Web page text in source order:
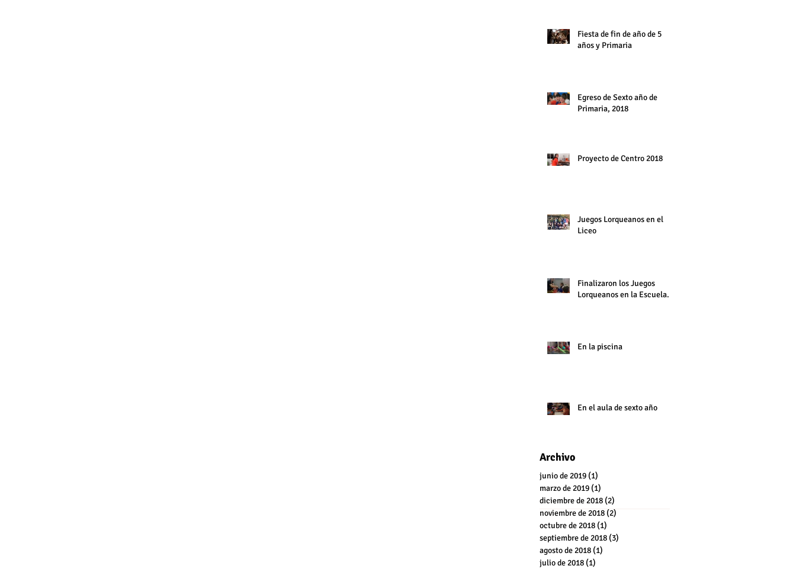
Fiesta de fin de año de 5
años y Primaria
Egreso de Sexto año de
Primaria, 2018
Proyecto de Centro 2018
Juegos Lorqueanos en el
Liceo
Finalizaron los Juegos
Lorqueanos en la Escuela.
En la piscina
En el aula de sexto año
Archivo
junio de 2019(1)
marzo de 2019(1)
diciembre de 2018(2)
noviembre de 2018(2)
octubre de 2018(1)
septiembre de 2018(3)
agosto de 2018(1)
julio de 2018(1)